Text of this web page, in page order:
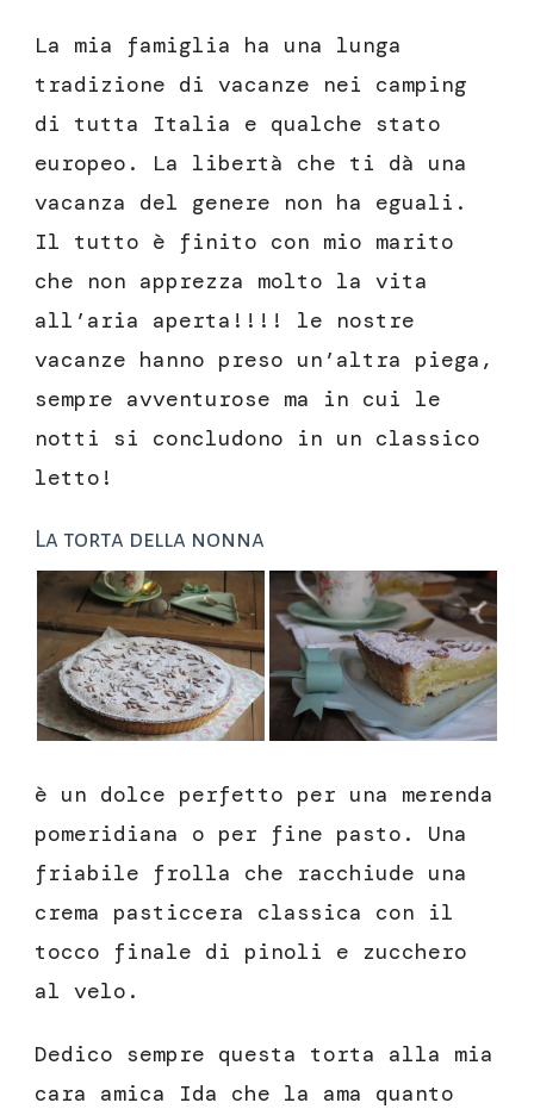
La mia famiglia ha una lunga
tradizione di vacanze nei camping
di tutta Italia e qualche stato
europeo. La libertà che ti dà una
vacanza del genere non ha eguali.
Il tutto è finito con mio marito
che non apprezza molto la vita
all’aria aperta!!!! le nostre
vacanze hanno preso un’altra piega,
sempre avventurose ma in cui le
notti si concludono in un classico
letto!
La torta della nonna
è un dolce perfetto per una merenda
pomeridiana o per fine pasto. Una
friabile frolla che racchiude una
crema pasticcera classica con il
tocco finale di pinoli e zucchero
al velo.
Dedico sempre questa torta alla mia
cara amica Ida che la ama quanto